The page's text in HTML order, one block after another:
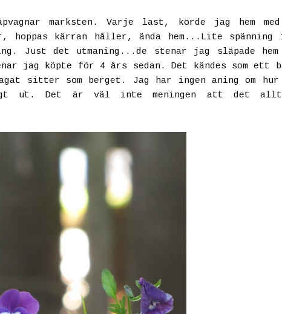
marksten. Varje last, körde jag hem
hoppas kärran håller, ända hem...Lite
Just det utmaning...de stenar jag släpade
jag köpte för 4 års sedan. Det kändes som ett
sitter som berget. Jag har ingen aning om
ut. Det är väl inte meningen att det